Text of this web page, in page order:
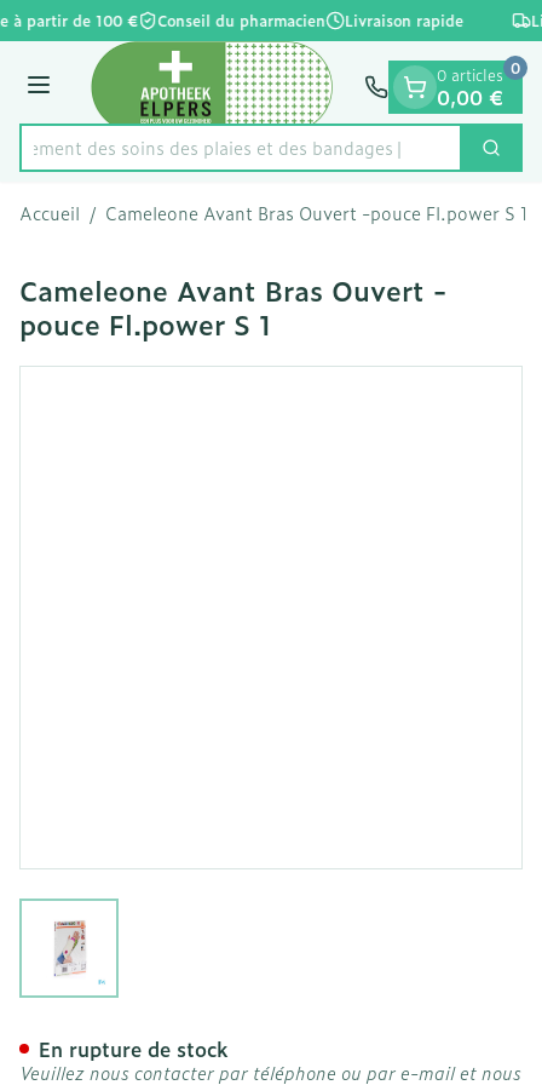
Aller au contenu
1 de 1
à partir de 100 € Conseil du pharmacien Livraison rapide
Menu
Rechercherdes soins des plaies et des bandages
0 articles
0,00 €
0
Accueil / Cameleone Avant Bras Ouvert -pouce Fl.power S 1
Cameleone Avant Bras Ouvert -
pouce Fl.power S 1
View larger image
En rupture de stock
Veuillez nous contacter par téléphone ou par e-mail et nous